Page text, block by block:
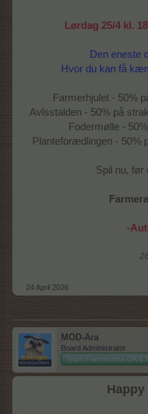
Lørdag 25/4 kl.
Den eneste
Hvor du kan få
Farmerhjulet - 50%
Avlsstalden - 50% på
Fodermølle -
Planteforædlingen - 50%
Spil nu, før
-
24 April 2026
MOD-Ara
Board Administrator
Team Farmerama DA &
Happy